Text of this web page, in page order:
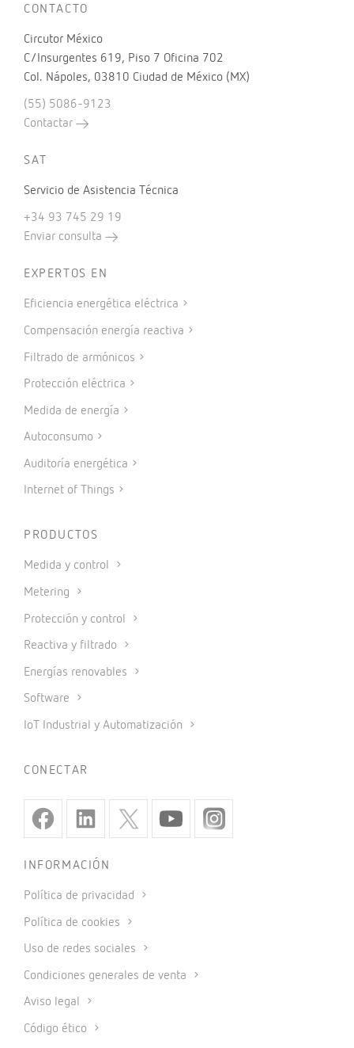
CONTACTO
Circutor México
C/Insurgentes 619, Piso 7 Oficina 702
Col. Nápoles, 03810 Ciudad de México (MX)
(55) 5086-9123
Contactar
SAT
Servicio de Asistencia Técnica
+34 93 745 29 19
Enviar consulta
EXPERTOS EN
Eficiencia energética eléctrica
Compensación energía reactiva
Filtrado de armónicos
Protección eléctrica
Medida de energía
Autoconsumo
Auditoría energética
Internet of Things
PRODUCTOS
Medida y control
Metering
Protección y control
Reactiva y filtrado
Energías renovables
Software
IoT Industrial y Automatización
CONECTAR
INFORMACIÓN
Política de privacidad
Política de cookies
Uso de redes sociales
Condiciones generales de venta
Aviso legal
Código ético